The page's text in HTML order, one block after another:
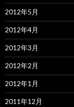
2012年5月
2012年4月
2012年3月
2012年2月
2012年1月
2011年12月